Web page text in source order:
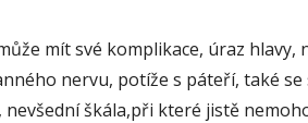
mít své komplikace, úraz hlavy,
nervu, potíže s páteří, také
škála,při které jistě